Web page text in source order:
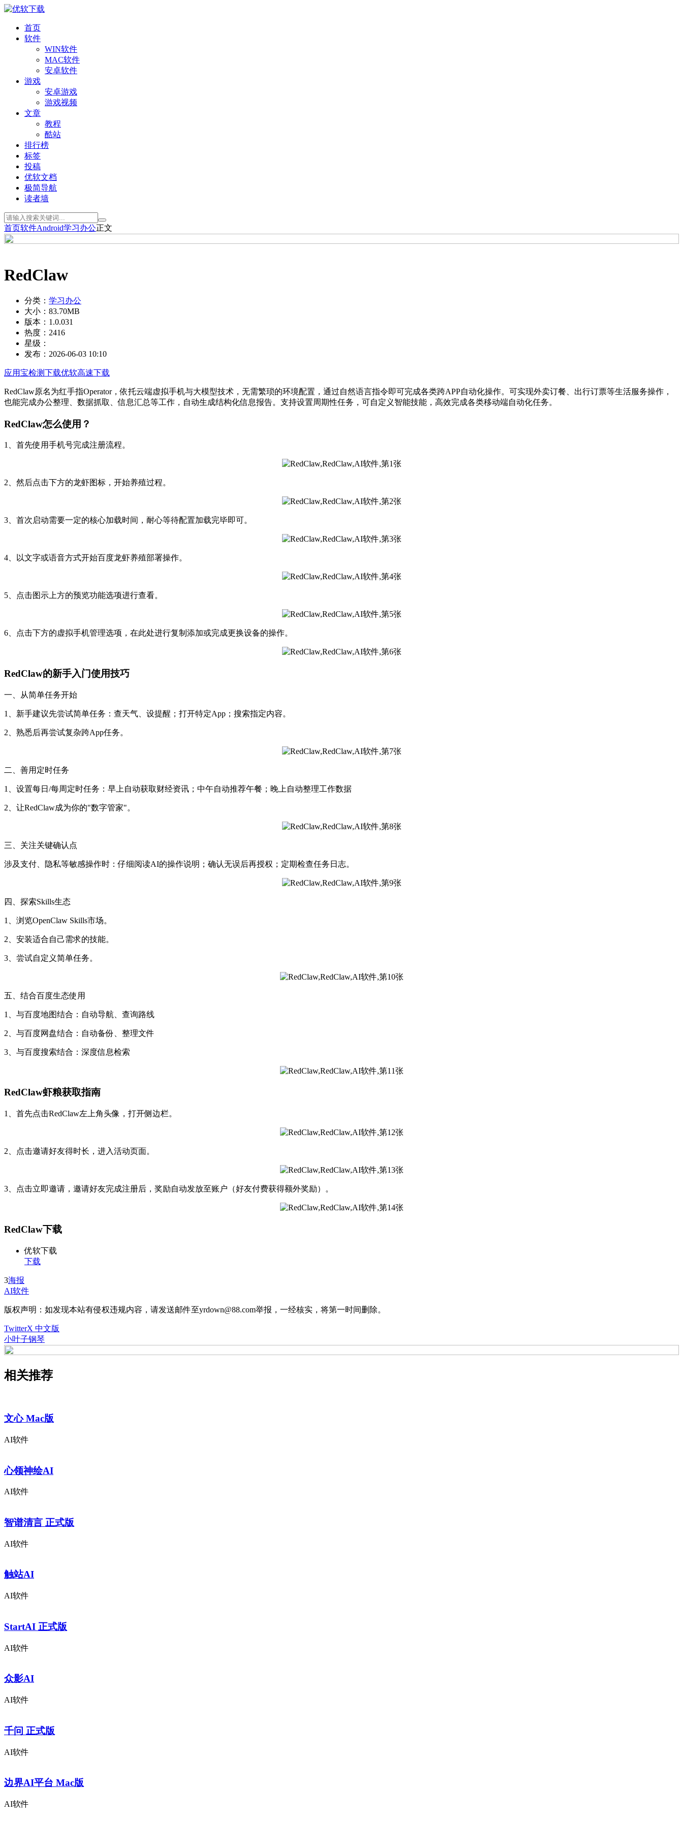
首页
软件
WIN软件
MAC软件
安卓软件
游戏
安卓游戏
游戏视频
文章
教程
酷站
排行榜
标签
投稿
优软文档
极简导航
读者墙
首页软件Android学习办公正文
RedClaw
分类： 学习办公
大小： 83.70MB
版本： 1.0.031
热度： 2416
星级：
发布： 2026-06-03 10:10
应用宝检测下载优软高速下载
RedClaw原名为红手指Operator，依托云端虚拟手机与大模型技术，无需繁琐的环境配置，通过自然语言指令即可完成各类跨APP自动化操作。可实现外卖订餐、出行订票等生活服务操作，
也能完成办公整理、数据抓取、信息汇总等工作，自动生成结构化信息报告。支持设置周期性任务，可自定义智能技能，高效完成各类移动端自动化任务。
RedClaw怎么使用？
1、首先使用手机号完成注册流程。
2、然后点击下方的龙虾图标，开始养殖过程。
3、首次启动需要一定的核心加载时间，耐心等待配置加载完毕即可。
4、以文字或语音方式开始百度龙虾养殖部署操作。
5、点击图示上方的预览功能选项进行查看。
6、点击下方的虚拟手机管理选项，在此处进行复制添加或完成更换设备的操作。
RedClaw的新手入门使用技巧
一、从简单任务开始
1、新手建议先尝试简单任务：查天气、设提醒；打开特定App；搜索指定内容。
2、熟悉后再尝试复杂跨App任务。
二、善用定时任务
1、设置每日/每周定时任务：早上自动获取财经资讯；中午自动推荐午餐；晚上自动整理工作数据
2、让RedClaw成为你的"数字管家"。
三、关注关键确认点
涉及支付、隐私等敏感操作时：仔细阅读AI的操作说明；确认无误后再授权；定期检查任务日志。
四、探索Skills生态
1、浏览OpenClaw Skills市场。
2、安装适合自己需求的技能。
3、尝试自定义简单任务。
五、结合百度生态使用
1、与百度地图结合：自动导航、查询路线
2、与百度网盘结合：自动备份、整理文件
3、与百度搜索结合：深度信息检索
RedClaw虾粮获取指南
1、首先点击RedClaw左上角头像，打开侧边栏。
2、点击邀请好友得时长，进入活动页面。
3、点击立即邀请，邀请好友完成注册后，奖励自动发放至账户（好友付费获得额外奖励）。
RedClaw下载
优软下载
下载
3海报
AI软件
版权声明：如发现本站有侵权违规内容，请发送邮件至yrdown@88.com举报，一经核实，将第一时间删除。
TwitterX 中文版
小叶子钢琴
相关推荐
文心 Mac版
AI软件
心领神绘AI
AI软件
智谱清言 正式版
AI软件
触站AI
AI软件
StartAI 正式版
AI软件
众影AI
AI软件
千问 正式版
AI软件
边界AI平台 Mac版
AI软件